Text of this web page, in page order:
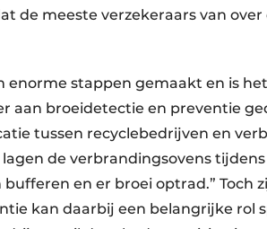
de meeste verzekeraars van over
enorme stappen gemaakt en is
aan broeidetectie en preventie
tussen recyclebedrijven en
de verbrandingsovens
en er broei optrad.” Toch
kan daarbij een belangrijke rol